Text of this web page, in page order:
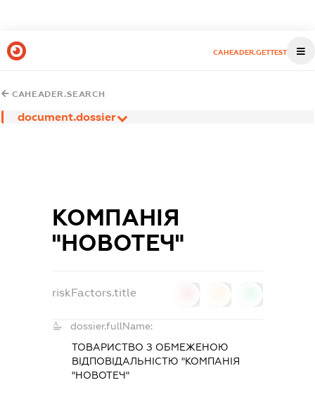
CAHEADER.GETTEST
CAHEADER.SEARCH
document.dossier
КОМПАНІЯ
"НОВОТЕЧ"
riskFactors.title
dossier.fullName:
ТОВАРИСТВО З ОБМЕЖЕНОЮ
ВІДПОВІДАЛЬНІСТЮ "КОМПАНІЯ
"НОВОТЕЧ"